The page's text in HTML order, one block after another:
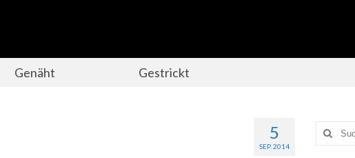
Genäht Gestrickt
5
SEP. 2014
Suche
nach: